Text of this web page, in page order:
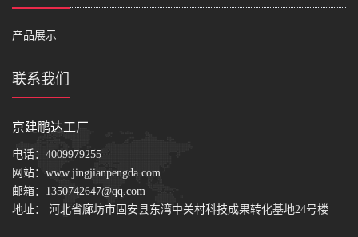
产品展示
联系我们
京建鹏达工厂
电话： 4009979255
网站： www.jingjianpengda.com
邮箱： 1350742647@qq.com
地址： 河北省廊坊市固安县东湾中关村科技成果转化基地24号楼